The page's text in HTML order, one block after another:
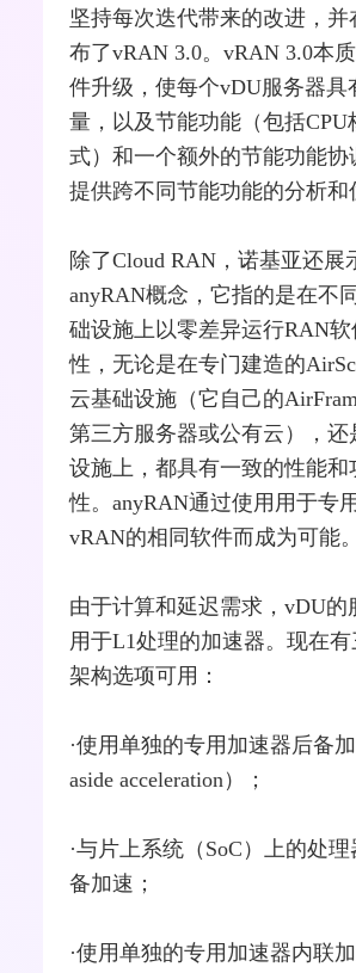
坚持每次迭代带来的改进，并
布了vRAN 3.0。vRAN 3.0本
件升级，使每个vDU服务器具
量，以及节能功能（包括CPU
式）和一个额外的节能功能协
提供跨不同节能功能的分析和
除了Cloud RAN，诺基亚还展
anyRAN概念，它指的是在不
础设施上以零差异运行RAN
性，无论是在专门建造的
云基础设施（它自己的
第三方服务器或公有云），还
设施上，都具有一致的性能和
性。anyRAN通过使用用于专
vRAN的相同软件而成为可能。
由于计算和延迟需求，vDU的
用于L1处理的加速器。现在
架构选项可用：
·使用单独的专用加速器后备
aside acceleration）；
·与片上系统（SoC）上的处
备加速；
·使用单独的专用加速器内联